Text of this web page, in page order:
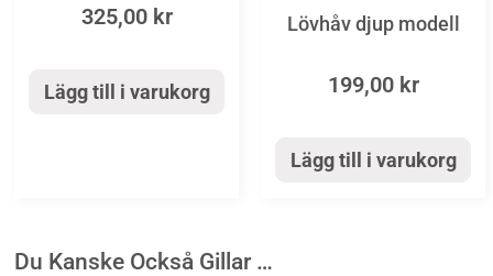
325,00 kr
Lägg till i varukorg
Lövhåv djup modell
199,00 kr
Lägg till i varukorg
Du Kanske Också Gillar …